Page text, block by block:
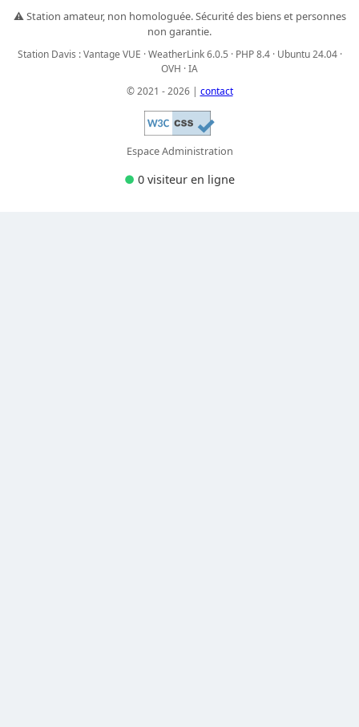
⚠️ Station amateur, non homologuée. Sécurité des biens et personnes
non garantie.
Station Davis : Vantage VUE · WeatherLink 6.0.5 · PHP 8.4 · Ubuntu 24.04 ·
OVH · IA
© 2021 - 2026 | contact
Espace Administration
● 0 visiteur en ligne